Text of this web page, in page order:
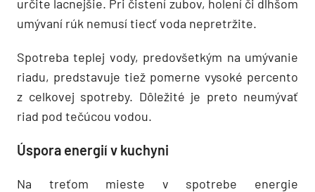
určite lacnejšie. Pri čistení zubov, holení či dlhšom
umývaní rúk nemusí tiecť voda nepretržite.
Spotreba teplej vody, predovšetkým na umývanie
riadu, predstavuje tiež pomerne vysoké percento
z celkovej spotreby. Dôležité je preto neumývať
riad pod tečúcou vodou.
Úspora energií v kuchyni
Na treťom mieste v spotrebe energie